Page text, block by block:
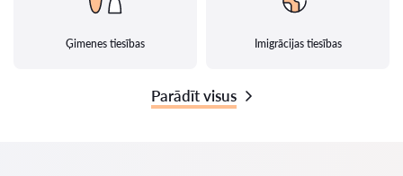
Ģimenes tiesības Imigrācijas tiesības
Parādīt visus